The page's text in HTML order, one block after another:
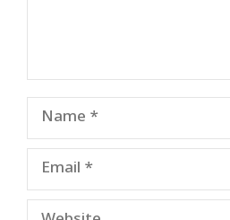
Name
Email
Website